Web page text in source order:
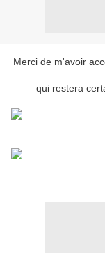
Merci de m'avoir
qui restera